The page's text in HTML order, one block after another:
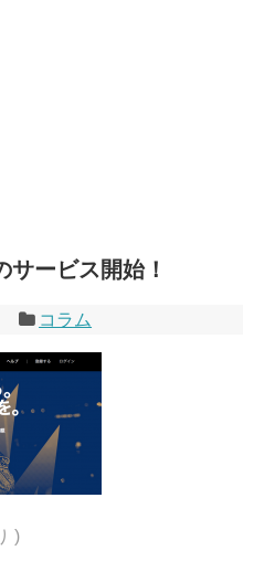
ービス開始！
コラム
)